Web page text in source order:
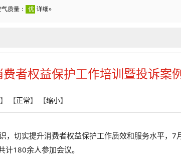
者权益保护工作培训暨投诉案
】 【正常】 【缩小】
，切实提升消费者权益保护工作质效和服务水平，
180余人参加会议。